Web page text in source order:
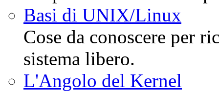
Basi di UNIX/Linux
Cose da conoscere per
sistema libero.
L'Angolo del Kernel